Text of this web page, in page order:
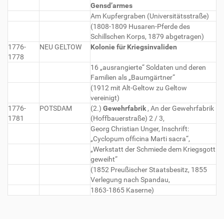
Gensd’armes
Am Kupfergraben (Universitätsstraße)
(1808-1809 Husaren-Pferde des
Schillschen Korps, 1879 abgetragen)
1776-
1778
NEU GELTOW Kolonie für Kriegsinvaliden
16 „ausrangierte“ Soldaten und deren
Familien als „Baumgärtner“
(1912 mit Alt-Geltow zu Geltow
vereinigt)
1776-
1781
POTSDAM (2.) Gewehrfabrik , An der Gewehrfabrik
(Hoffbauerstraße) 2 / 3,
Georg Christian Unger, Inschrift:
„Cyclopum officina Marti sacra“,
„Werkstatt der Schmiede dem Kriegsgott
geweiht“
(1852 Preußischer Staatsbesitz, 1855
Verlegung nach Spandau,
1863-1865 Kaserne)